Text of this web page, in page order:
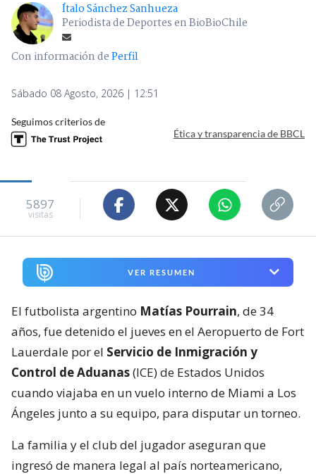
Ítalo Sánchez Sanhueza
Periodista de Deportes en BioBioChile
Con información dePerfil
Sábado 08 Agosto, 2026 | 12:51
Seguimos criterios de
Ética y transparencia de BBCL
5897
visitas
VER RESUMEN
El futbolista argentino Matías Pourrain, de 34
años, fue detenido el jueves en el Aeropuerto de Fort
Lauerdale por el Servicio de Inmigración y
Control de Aduanas(ICE) de Estados Unidos
cuando viajaba en un vuelo interno de Miami a Los
Ángeles junto a su equipo, para disputar un torneo.
La familia y el club del jugador aseguran que
ingresó de manera legal al país norteamericano,